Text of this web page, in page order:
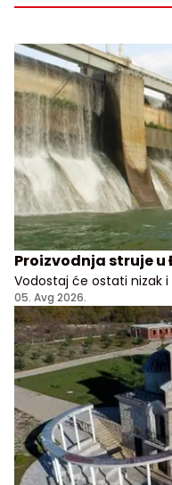
Proizvodnja struje u
Vodostaj će ostati nizak
Elektroprivrede Srbije
nemaju razloga za brigu
05. Avg 2026.